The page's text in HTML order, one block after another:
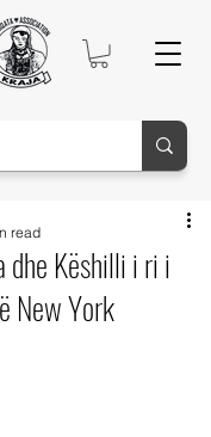
dhe Këshilli i ri i
New York
read